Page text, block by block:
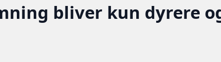
bliver kun dyrere